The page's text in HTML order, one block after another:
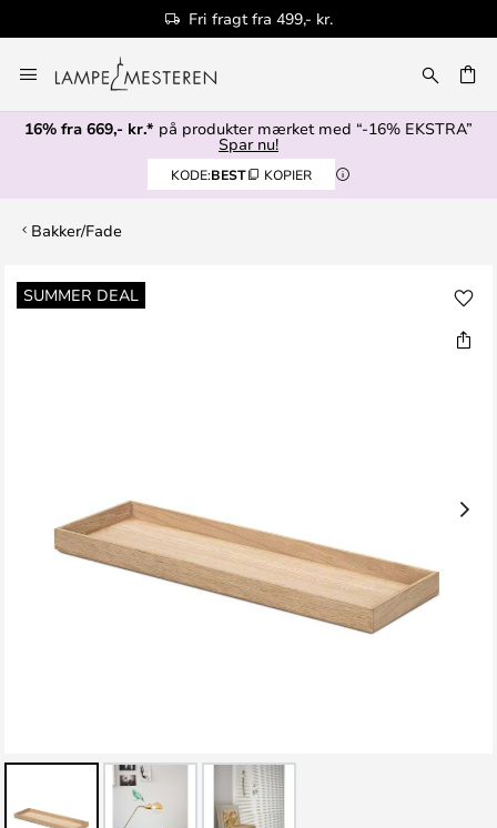
Fri fragt fra 499,- kr.
to
Content
16% fra 669,- kr.* på produkter mærket med “-16% EKSTRA”
Spar nu!
KODE:BEST KOPIER
Bakker/Fade
SUMMER DEAL
Gå
til